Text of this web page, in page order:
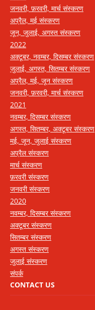
जनवरी, फ़रवरी, मार्च संस्करण
अप्रैल, मई संस्करण
जून, जुलाई, अगस्त संस्करण
2022
अक्टूबर, नवम्बर, दिसम्बर संस्करण
जुलाई, अगस्त, सितम्बर संस्करण
अप्रैल, मई, जून संस्करण
जनवरी, फ़रवरी, मार्च संस्करण
2021
नवम्बर, दिसम्बर संस्करण
अगस्त, सितम्बर, अक्टूबर संस्करण
मई, जून, जुलाई संस्करण
अप्रैल संस्करण
मार्च संस्करण
फ़रवरी संस्करण
जनवरी संस्करण
2020
नवम्बर, दिसम्बर संस्करण
अक्टूबर संस्करण
सितम्बर संस्करण
अगस्त संस्करण
जुलाई संस्करण
संपर्क
CONTACT US